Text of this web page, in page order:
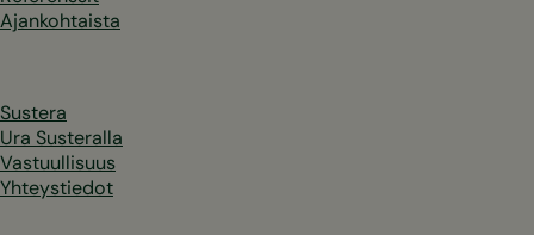
Ajankohtaista
Sustera
Ura Susteralla
Vastuullisuus
Yhteystiedot